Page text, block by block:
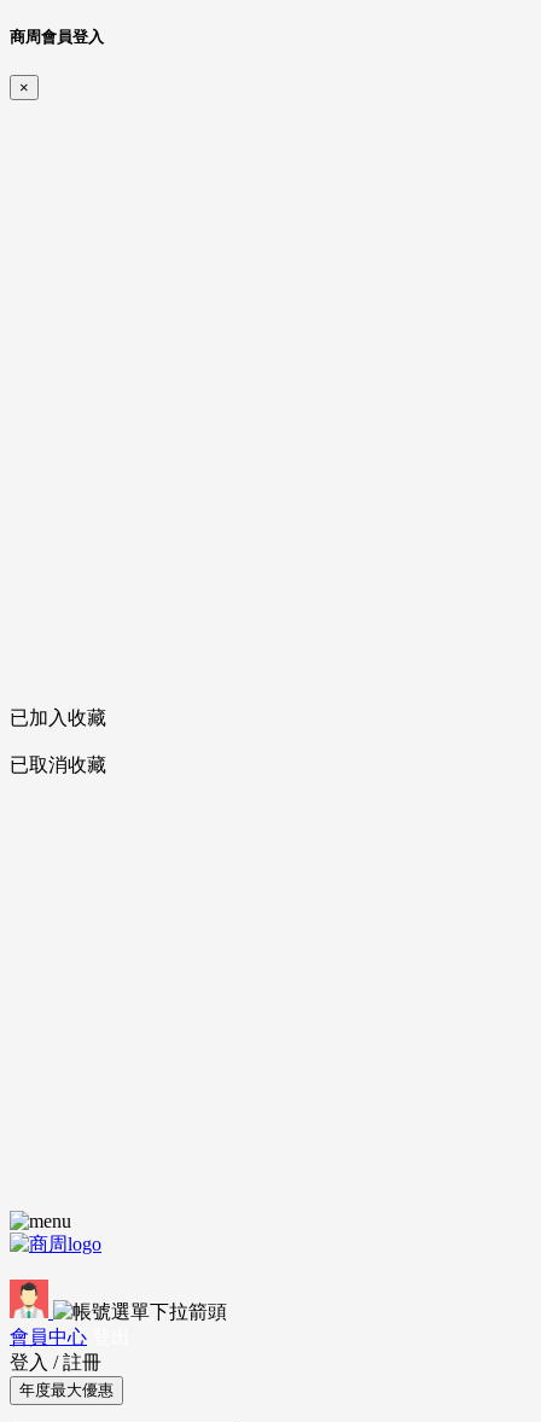
商周會員登入
×
已加入收藏
已取消收藏
會員中心
登入 / 註冊
年度最大優惠